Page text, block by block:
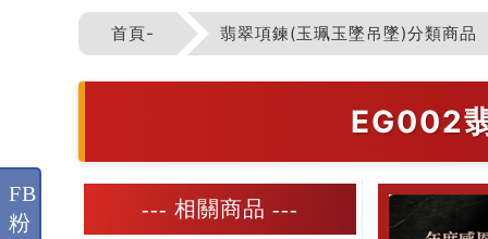
首頁- 翡翠項鍊(玉珮玉墜吊墜)分類商品
EG002
--- 相關商品 ---
FB
粉